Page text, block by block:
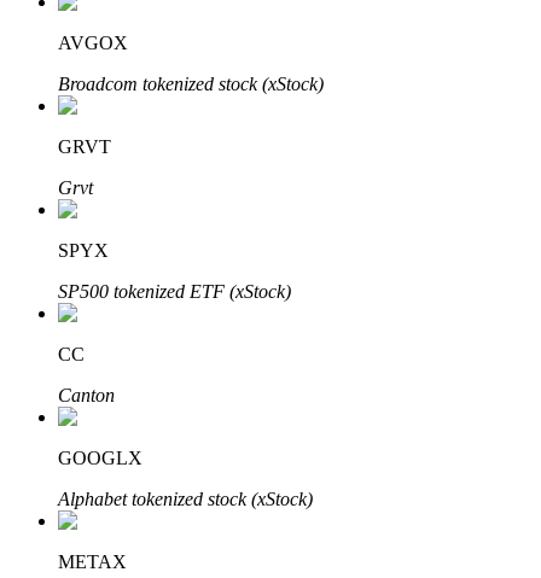
Investissement automobile
Découvrez comment gagner un revenu passif
Bitrue
AVGOX
Broadcom tokenized stock (xStock)
GRVT
Grvt
SPYX
SP500 tokenized ETF (xStock)
CC
Canton
GOOGLX
Alphabet tokenized stock (xStock)
METAX